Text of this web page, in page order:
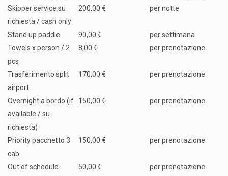
Skipper service su
richiesta / cash only
200,00 € per notte
Stand up paddle 90,00 €
per settimana
Towels x person / 2
pcs
8,00 € per prenotazione
Trasferimento split
airport
170,00 € per prenotazione
Overnight a bordo (if
available / su
richiesta)
150,00 € per prenotazione
Priority pacchetto 3
cab
150,00 € per prenotazione
Out of schedule 50,00 € per prenotazione